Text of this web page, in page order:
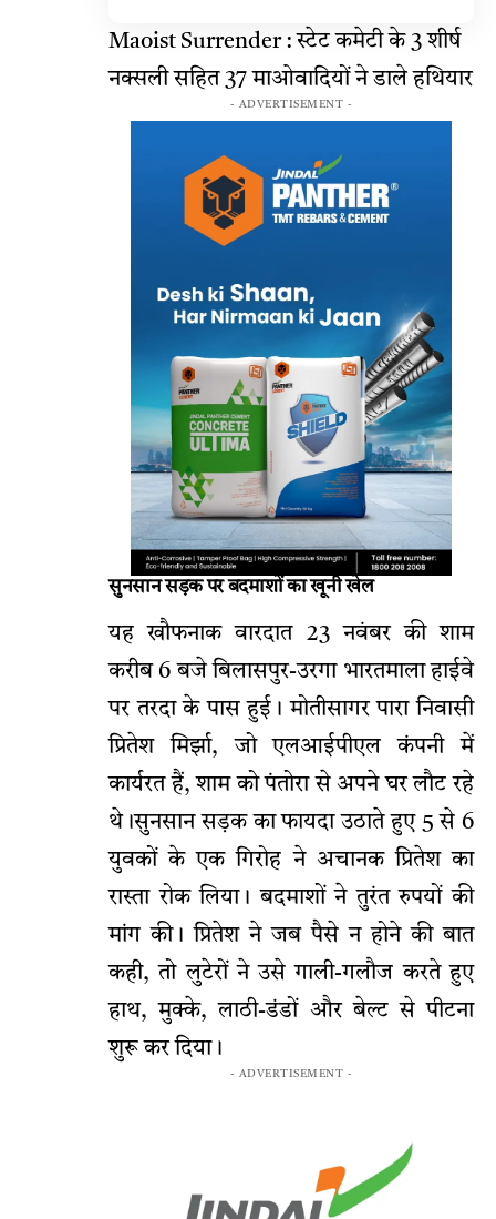
Maoist Surrender : स्टेट कमेटी के 3 शीर्ष
नक्सली सहित 37 माओवादियों ने डाले हथियार
- ADVERTISEMENT -
सुनसान सड़क पर बदमाशों का खूनी खेल
यह खौफनाक वारदात 23 नवंबर की शाम
करीब 6 बजे बिलासपुर-उरगा भारतमाला हाईवे
पर तरदा के पास हुई। मोतीसागर पारा निवासी
प्रितेश मिर्झा, जो एलआईपीएल कंपनी में
कार्यरत हैं, शाम को पंतोरा से अपने घर लौट रहे
थे।सुनसान सड़क का फायदा उठाते हुए 5 से 6
युवकों के एक गिरोह ने अचानक प्रितेश का
रास्ता रोक लिया। बदमाशों ने तुरंत रुपयों की
मांग की। प्रितेश ने जब पैसे न होने की बात
कही, तो लुटेरों ने उसे गाली-गलौज करते हुए
हाथ, मुक्के, लाठी-डंडों और बेल्ट से पीटना
शुरू कर दिया।
- ADVERTISEMENT -